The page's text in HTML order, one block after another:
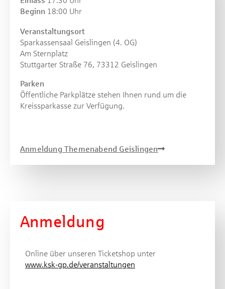
Beginn 18:00 Uhr
Veranstaltungsort
Sparkassensaal Geislingen (4. OG)
Am Sternplatz
Stuttgarter Straße 76, 73312 Geislingen
Parken
Öffentliche Parkplätze stehen Ihnen rund um die
Kreissparkasse zur Verfügung.
Anmeldung Themenabend Geislingen
Anmeldung
Online über unseren Ticketshop unter
www.ksk-gp.de/veranstaltungen